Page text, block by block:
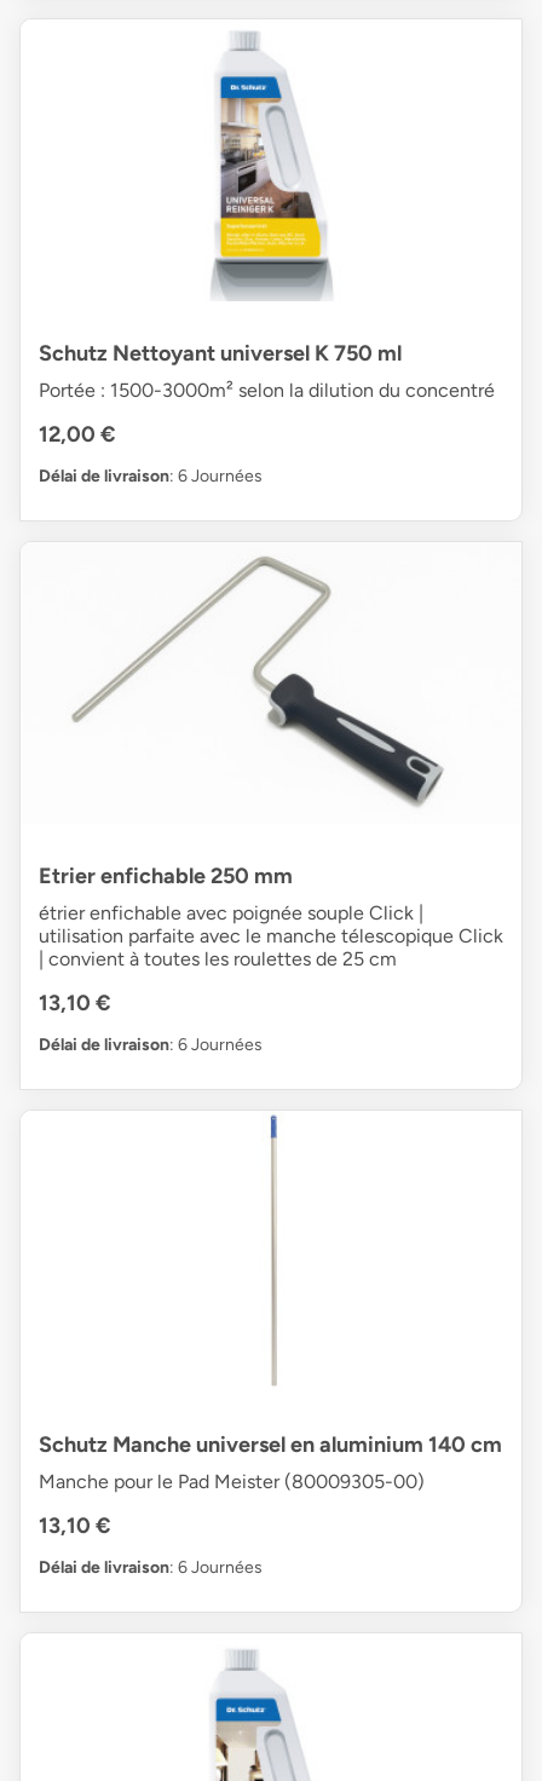
Schutz Nettoyant universel K 750 ml
Portée : 1500-3000m² selon la dilution du concentré
12,00 €
Délai de livraison: 6 Journées
Etrier enfichable 250 mm
étrier enfichable avec poignée souple Click |
utilisation parfaite avec le manche télescopique Click
| convient à toutes les roulettes de 25 cm
13,10 €
Délai de livraison: 6 Journées
Schutz Manche universel en aluminium 140 cm
Manche pour le Pad Meister (80009305-00)
13,10 €
Délai de livraison: 6 Journées